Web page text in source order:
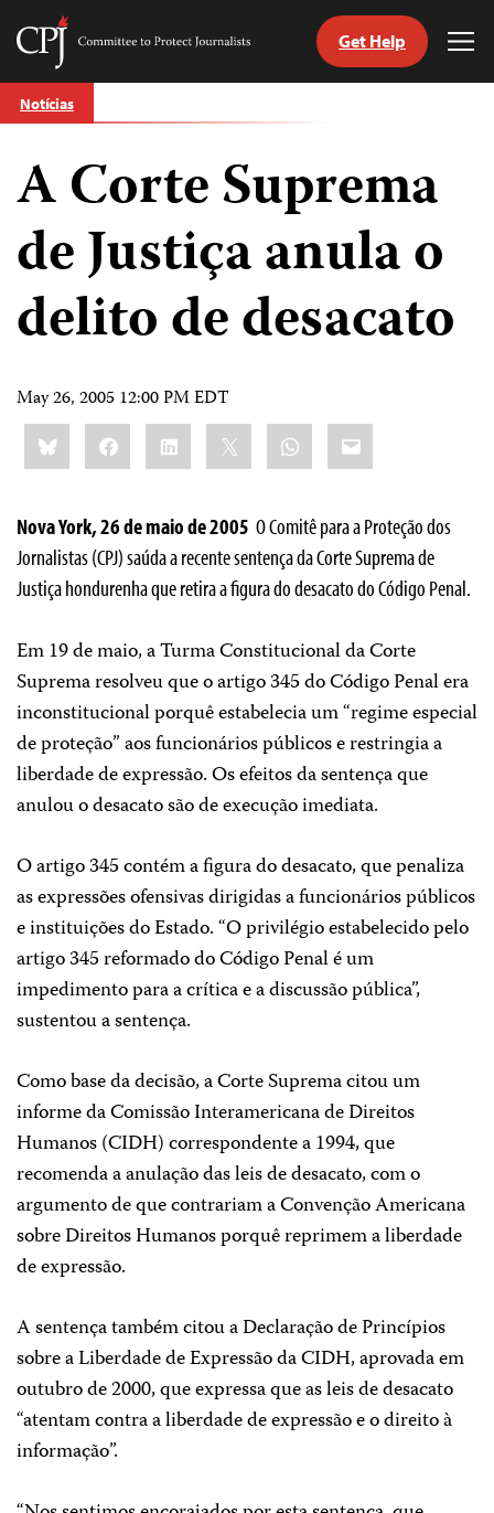
Skip
to
Committee
Journalists
Get Help
Notícias
A Corte Suprema
de Justiça anula o
delito de desacato
May 26, 2005 12:00 PM EDT
Share
this:BlueskyFacebookLinkedIn WhatsApp
Email
Nova York, 26 de maio de 2005 ­ O Comitê para a Proteção dos
Jornalistas (CPJ) saúda a recente sentença da Corte Suprema de
Justiça hondurenha que retira a figura do desacato do Código Penal.
Em 19 de maio, a Turma Constitucional da Corte
Suprema resolveu que o artigo 345 do Código Penal era
inconstitucional porquê estabelecia um “regime especial
de proteção” aos funcionários públicos e restringia a
liberdade de expressão. Os efeitos da sentença que
anulou o desacato são de execução imediata.
O artigo 345 contém a figura do desacato, que penaliza
as expressões ofensivas dirigidas a funcionários públicos
e instituições do Estado. “O privilégio estabelecido pelo
artigo 345 reformado do Código Penal é um
impedimento para a crítica e a discussão pública”,
sustentou a sentença.
Como base da decisão, a Corte Suprema citou um
informe da Comissão Interamericana de Direitos
Humanos (CIDH) correspondente a 1994, que
recomenda a anulação das leis de desacato, com o
argumento de que contrariam a Convenção Americana
sobre Direitos Humanos porquê reprimem a liberdade
de expressão.
A sentença também citou a Declaração de Princípios
sobre a Liberdade de Expressão da CIDH, aprovada em
outubro de 2000, que expressa que as leis de desacato
“atentam contra a liberdade de expressão e o direito à
informação”.